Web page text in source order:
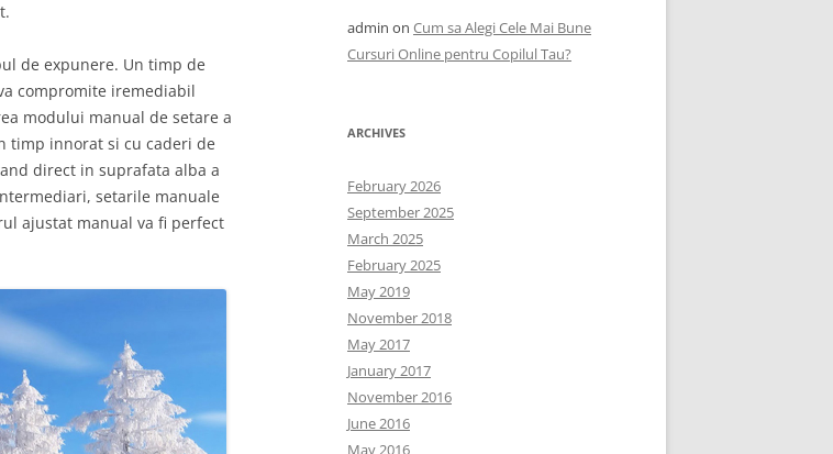
de expunere. Un timp de
compromite iremediabil
modului manual de setare a
timp innorat si cu caderi de
direct in suprafata alba a
setarile manuale
ajustat manual va fi perfect
admin on Cum sa Alegi Cele Mai Bune
Cursuri Online pentru Copilul Tau?
ARCHIVES
February 2026
September 2025
March 2025
February 2025
May 2019
November 2018
May 2017
January 2017
November 2016
June 2016
May 2016